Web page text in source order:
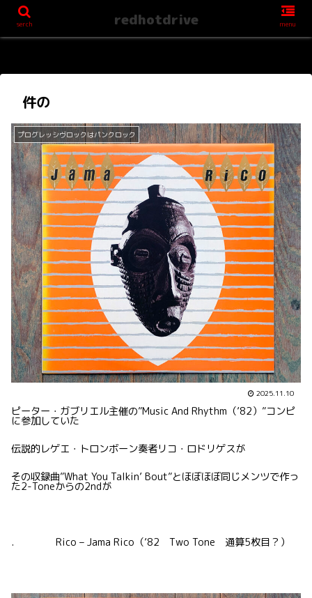
件の
プログレッシヴロックはパンクロック
2025.11.10
ピーター・ガブリエル主催の”Music And Rhythm（’82）”コンピ
に参加していた
伝説的レゲエ・トロンボーン奏者リコ・ロドリゲスが
その収録曲”What You Talkin’ Bout”とほぼほぼ同じメンツで作っ
た2-Toneからの2ndが
. Rico – Jama Rico（’82 Two Tone 通算5枚目？）
serch redhotdrive menu